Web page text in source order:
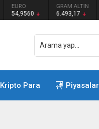
EURO
54,9560
GRAM ALTIN
6.493,17
Kripto Para Piyasalar